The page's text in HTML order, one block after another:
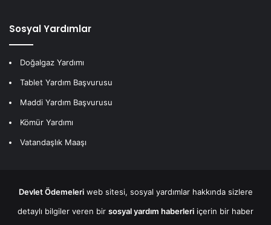
Sosyal Yardımlar
Doğalgaz Yardımı
Tablet Yardım Başvurusu
Maddi Yardım Başvurusu
Kömür Yardımı
Vatandaşlık Maaşı
Devlet Ödemeleriweb sitesi, sosyal yardımlar hakkında sizlere
detaylı bilgiler veren bir sosyal yardım haberleri içerin bir haber